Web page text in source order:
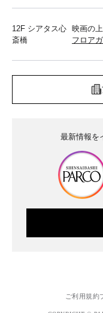
12F シアタス心
斎橋
映画の
フロア
最新情報を
ご利用規約